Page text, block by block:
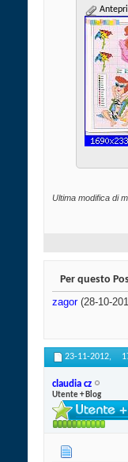
Ultima modifica di
Per questo
zagor(28-10-
23-11-2012,
claudia cz
Utente + Blog